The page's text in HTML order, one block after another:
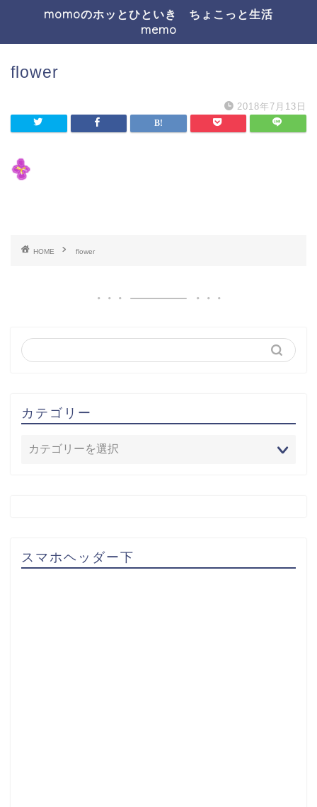
momoのホッとひといき ちょこっと生活
memo
flower
2018年7月13日
HOME flower
カテゴリー
スマホヘッダー下